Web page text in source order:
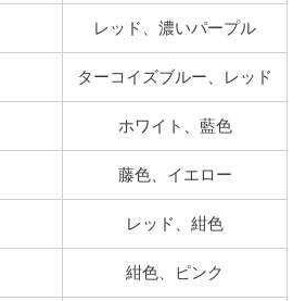
レッド、濃いパープル
ターコイズブルー、レッド
ホワイト、藍色
藤色、イエロー
レッド、紺色
紺色、ピンク